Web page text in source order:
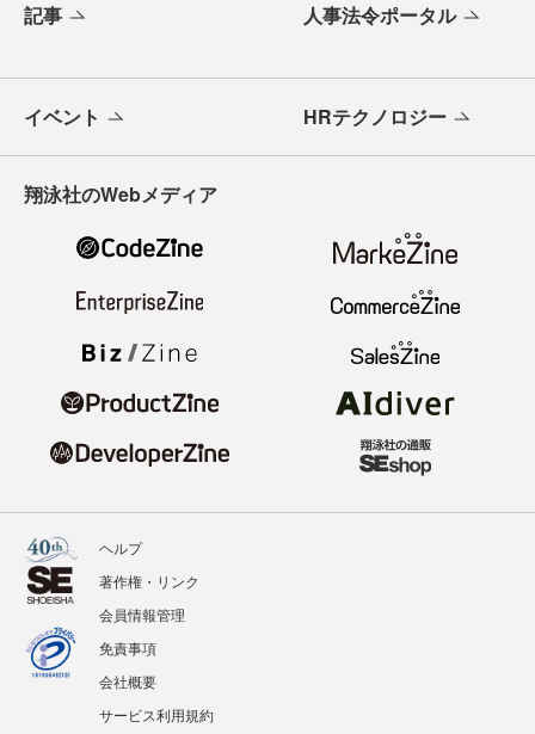
記事 人事法令ポータル
イベント HRテクノロジー
翔泳社のWebメディア
ヘルプ
著作権・リンク
会員情報管理
免責事項
会社概要
サービス利用規約